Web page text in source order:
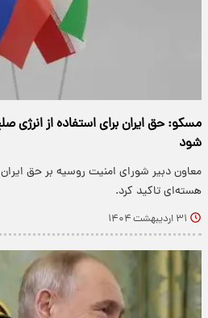
مسکو: حق ایران برای استفاده از انرژی
شود
معاون دبیر شورای امنیت روسیه بر حق ایران
هسته‌ای تاکید کرد.
۳۱ اردیبهشت ۱۴۰۴